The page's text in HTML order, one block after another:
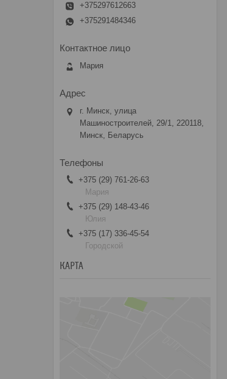
+375297612663
+375291484346
Мария
г. Минск, улица
Машиностроителей, 29/1, 220118,
Минск, Беларусь
+375 (29) 761-26-63
Мария
+375 (29) 148-43-46
Юлия
+375 (17) 336-45-54
Городской
КАРТА